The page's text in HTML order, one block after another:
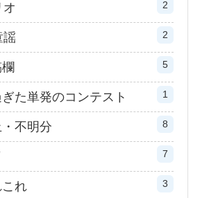
オ 2
謡 2
5
た単発のコンテスト 1
不明分 8
7
れ 3